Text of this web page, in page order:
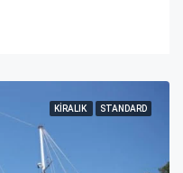
KIRALIK STANDARD